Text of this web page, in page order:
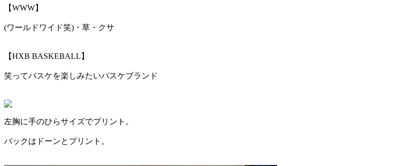
【WWW】
(ワールドワイド笑)・草・クサ
【HXB BASKEBALL】
笑ってバスケを楽しみたいバスケブランド
左胸に手のひらサイズでプリント。
バックはドーンとプリント。